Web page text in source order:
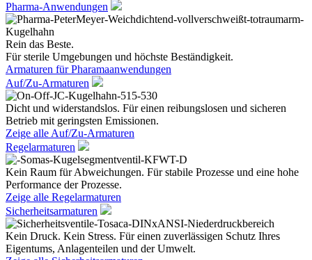
Pharma-Anwendungen
Rein das Beste.
Für sterile Umgebungen und höchste Beständigkeit.
Armaturen für Pharamaanwendungen
Auf/Zu-Armaturen
Dicht und widerstandslos. Für einen reibungslosen und sicheren
Betrieb mit geringsten Emissionen.
Zeige alle Auf/Zu-Armaturen
Regelarmaturen
Kein Raum für Abweichungen. Für stabile Prozesse und eine hohe
Performance der Prozesse.
Zeige alle Regelarmaturen
Sicherheitsarmaturen
Kein Druck. Kein Stress. Für einen zuverlässigen Schutz Ihres
Eigentums, Anlagenteilen und der Umwelt.